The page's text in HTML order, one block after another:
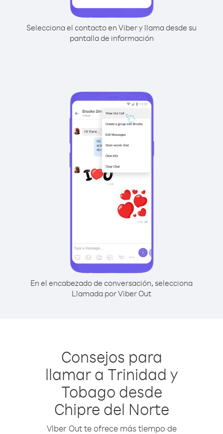
Selecciona el contacto en Viber y llama desde su
pantalla de información
En el encabezado de conversación, selecciona
Llamada por Viber Out
Consejos para
llamar a Trinidad y
Tobago desde
Chipre del Norte
Viber Out te ofrece más tiempo de